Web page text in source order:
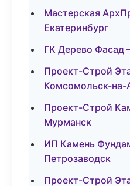
Мастерская
Екатеринбург
ГК Дерево Фасад
Проект-Строй
Комсомольск-на-
Проект-Строй
Мурманск
ИП Камень
Петрозаводск
Проект-Строй